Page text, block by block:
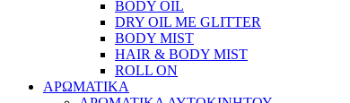
BODY OIL
DRY OIL ΜΕ GLITTER
BODY MIST
HAIR & BODY MIST
ROLL ON
ΑΡΩΜΑΤΙΚΑ